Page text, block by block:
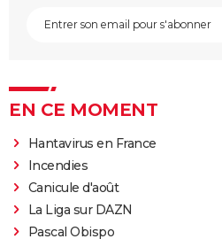
EN CE MOMENT
Hantavirus en France
Incendies
Canicule d'août
La Liga sur DAZN
Pascal Obispo